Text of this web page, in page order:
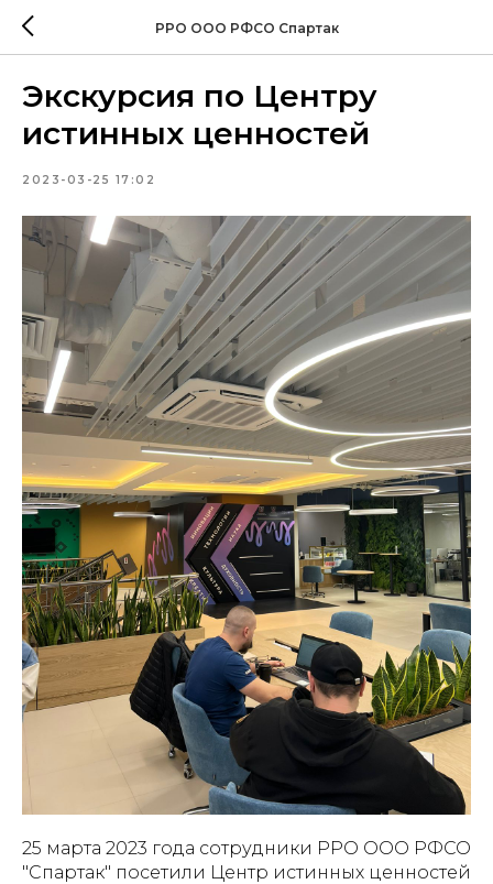
РРО ООО РФСО Спартак
Экскурсия по Центру
истинных ценностей
2023-03-25 17:02
25 марта 2023 года сотрудники РРО ООО РФСО
"Спартак" посетили Центр истинных ценностей